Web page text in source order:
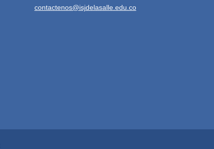
contactenos@isjdelasalle.edu.co